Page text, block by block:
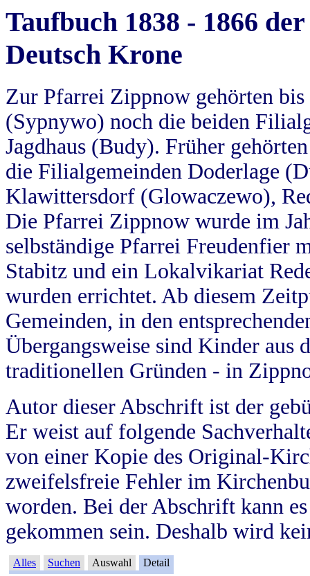
Taufbuch 1838 - 1866
Deutsch Krone
Zur Pfarrei Zippnow gehörten
(Sypnywo) noch die beiden
Jagdhaus (Budy). Früher
die Filialgemeinden Doderlage
Klawittersdorf (Glowaczewo),
Die Pfarrei Zippnow wurde im
selbständige Pfarrei Freudenfier
Stabitz und ein Lokalvikariat
wurden errichtet. Ab diesem
Gemeinden, in den
Übergangsweise sind Kinder aus
traditionellen Gründen - in
Autor dieser Abschrift ist der
Er weist auf folgende
von einer Kopie des Original-
zweifelsfreie Fehler im
worden. Bei der Abschrift kann
gekommen sein. Deshalb wird
Alles Suchen Auswahl Detail